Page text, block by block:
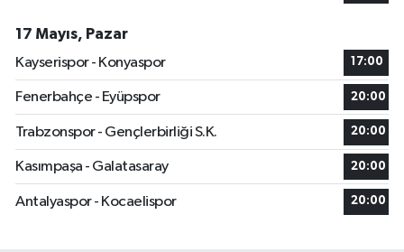
17 Mayıs, Pazar
Kayserispor - Konyaspor
17:00
Fenerbahçe - Eyüpspor 20:00
Trabzonspor - Gençlerbirliği S.K. 20:00
Kasımpaşa - Galatasaray 20:00
Antalyaspor - Kocaelispor 20:00